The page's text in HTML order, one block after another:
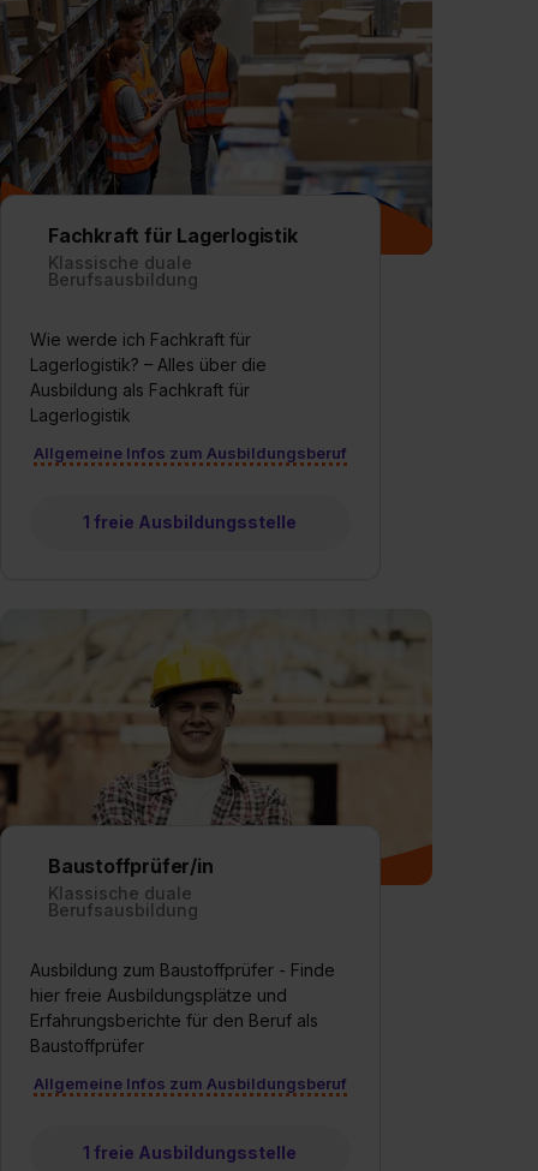
Fachkraft für Lagerlogistik
Klassische duale
Berufsausbildung
Wie werde ich Fachkraft für
Lagerlogistik? – Alles über die
Ausbildung als Fachkraft für
Lagerlogistik
Allgemeine Infos zum Ausbildungsberuf
1 freie Ausbildungsstelle
Baustoffprüfer/in
Klassische duale
Berufsausbildung
Ausbildung zum Baustoffprüfer - Finde
hier freie Ausbildungsplätze und
Erfahrungsberichte für den Beruf als
Baustoffprüfer
Allgemeine Infos zum Ausbildungsberuf
1 freie Ausbildungsstelle